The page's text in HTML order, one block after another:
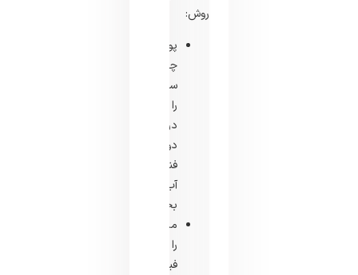
روش:
پودر
چای
سبز
را
در
دو
فنجان
آب
بجوشانید.
مایع
را
فیلتر